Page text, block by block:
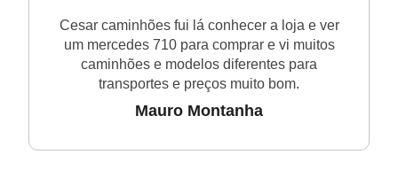
Cesar caminhões fui lá conhecer a loja e ver
um mercedes 710 para comprar e vi muitos
caminhões e modelos diferentes para
transportes e preços muito bom.
Mauro Montanha